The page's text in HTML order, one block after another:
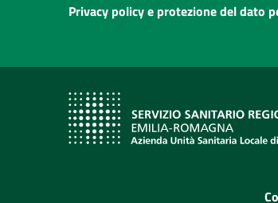
Privacy policy e protezione del dato